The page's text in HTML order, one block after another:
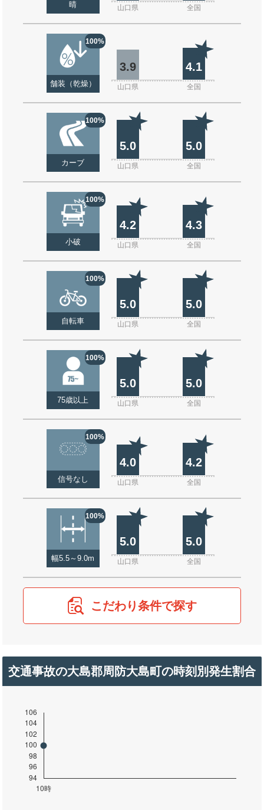
晴 山口県 全国
100%
舗装（乾燥）
3.9 4.1
山口県 全国
100%
カーブ
5.0 5.0
山口県 全国
100%
小破
4.2 4.3
山口県 全国
100%
自転車
5.0 5.0
山口県 全国
100%
75歳以上
5.0 5.0
山口県 全国
100%
信号なし
4.0 4.2
山口県 全国
100%
幅5.5～9.0m
5.0 5.0
山口県 全国
こだわり条件で探す
交通事故の大島郡周防大島町の時刻別発生割合